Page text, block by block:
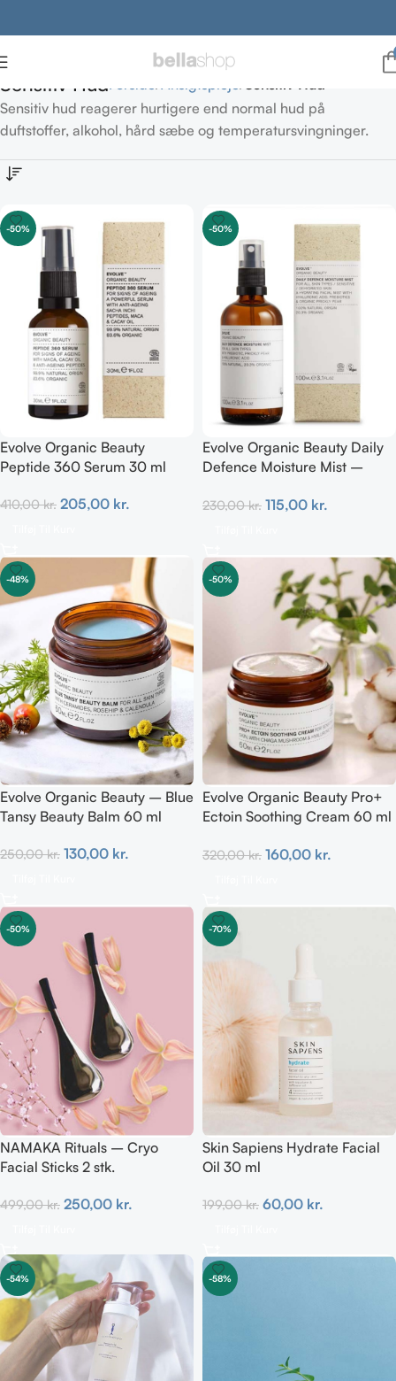
Sensitiv Hud
Sensitiv hud reagerer hurtigere end normal hud på
duftstoffer, alkohol, hård sæbe og temperatursvingninger.
-50%
Evolve Organic Beauty
Peptide 360 Serum 30 ml
410,00kr. 205,00 kr.
-50%
Evolve Organic Beauty Daily
Defence Moisture Mist –
230,00kr. 115,00 kr.
-48%
Evolve Organic Beauty – Blue
Tansy Beauty Balm 60 ml
250,00kr. 130,00 kr.
-50%
Evolve Organic Beauty Pro+
Ectoin Soothing Cream 60 ml
320,00kr. 160,00 kr.
-50%
NAMAKA Rituals – Cryo
Facial Sticks 2 stk.
499,00kr. 250,00 kr.
-70%
Skin Sapiens Hydrate Facial
Oil 30 ml
199,00kr. 60,00 kr.
-54% -58%